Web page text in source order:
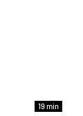
19 min